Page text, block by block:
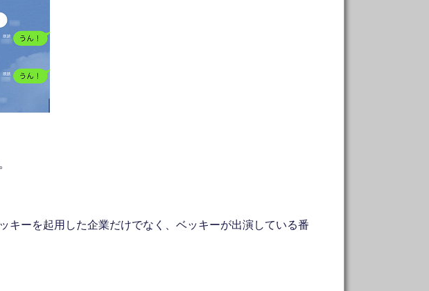
キーを起用した企業だけでなく、ベッキーが出演している番